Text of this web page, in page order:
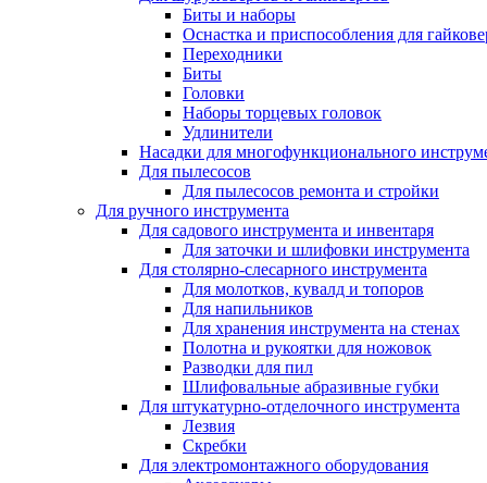
Биты и наборы
Оснастка и приспособления для
Переходники
Биты
Головки
Наборы торцевых головок
Удлинители
Насадки для многофункционального
Для пылесосов
Для пылесосов ремонта и стройки
Для ручного инструмента
Для садового инструмента и инвентаря
Для заточки и шлифовки инструмента
Для столярно-слесарного инструмента
Для молотков, кувалд и топоров
Для напильников
Для хранения инструмента на стенах
Полотна и рукоятки для ножовок
Разводки для пил
Шлифовальные абразивные губки
Для штукатурно-отделочного инструмента
Лезвия
Скребки
Для электромонтажного оборудования